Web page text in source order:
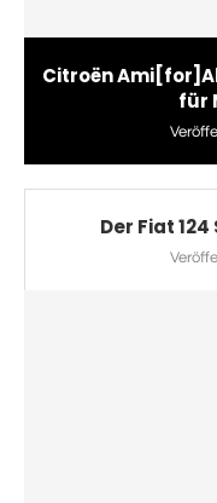
Citroën
für
Der Fiat